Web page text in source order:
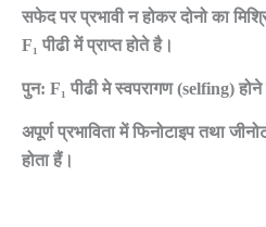
सफेद पर प्रभावी न होकर दोनो का
F₁ पीढी में प्राप्त होते है।
पुन: F₁ पीढी मे स्वपरागण (selfing) होने
अपूर्ण प्रभाविता में फिनोटाइप तथा
होता हैं।